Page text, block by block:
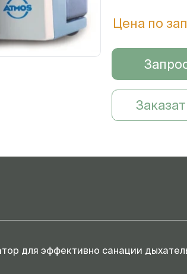
Цена по
для эффективно санации